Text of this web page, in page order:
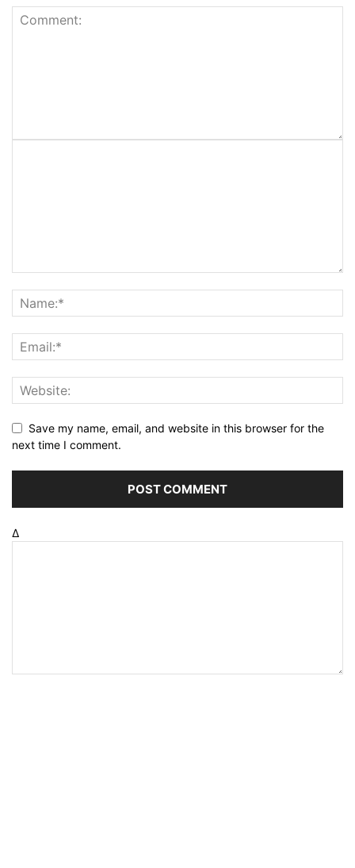
Save my name, email, and website in this browser for the
next time I comment.
Δ